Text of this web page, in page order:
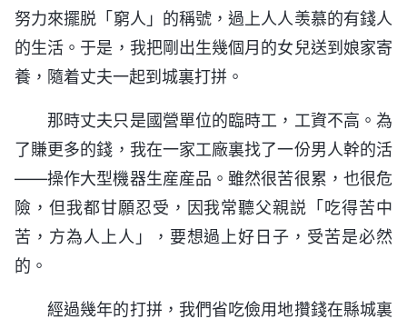
努力來擺脱「窮人」的稱號，過上人人羡慕的有錢人
的生活。于是，我把剛出生幾個月的女兒送到娘家寄
養，隨着丈夫一起到城裏打拼。
那時丈夫只是國營單位的臨時工，工資不高。為
了賺更多的錢，我在一家工廠裏找了一份男人幹的活
——操作大型機器生産産品。雖然很苦很累，也很危
險，但我都甘願忍受，因我常聽父親説「吃得苦中
苦，方為人上人」，要想過上好日子，受苦是必然
的。
經過幾年的打拼，我們省吃儉用地攢錢在縣城裏